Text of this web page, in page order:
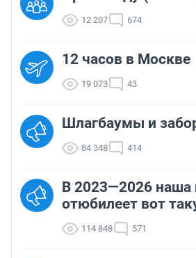
12 207 674
12 часов в Москве
19 073 43
Шлагбаумы и
84 348 414
В 2023—2026 наша
отюбилеет вот
114 848 571